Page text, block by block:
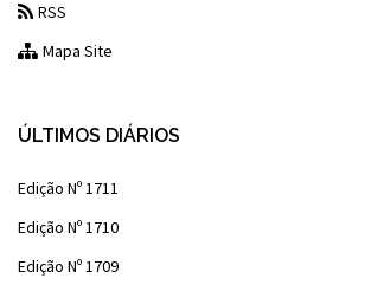
RSS
Mapa Site
ÚLTIMOS DIÁRIOS
Edição Nº 1711
Edição Nº 1710
Edição Nº 1709